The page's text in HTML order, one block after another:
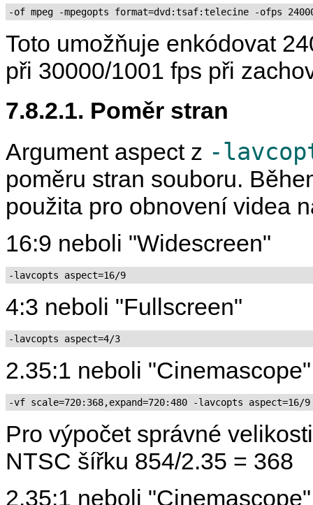
-of mpeg -mpegopts format=dvd:tsaf:telecine -ofps
Toto umožňuje enkódovat
při 30000/1001 fps při
7.8.2.1. Poměr stran
Argument aspect z -
poměru stran souboru.
použita pro obnovení videa
16:9 neboli "Widescreen"
-lavcopts aspect=16/9
4:3 neboli "Fullscreen"
-lavcopts aspect=4/3
2.35:1 neboli
-vf scale=720:368,expand=720:480 -lavcopts aspect=16/9
Pro výpočet správné
NTSC šířku 854/2.35 = 368
2.35:1 neboli